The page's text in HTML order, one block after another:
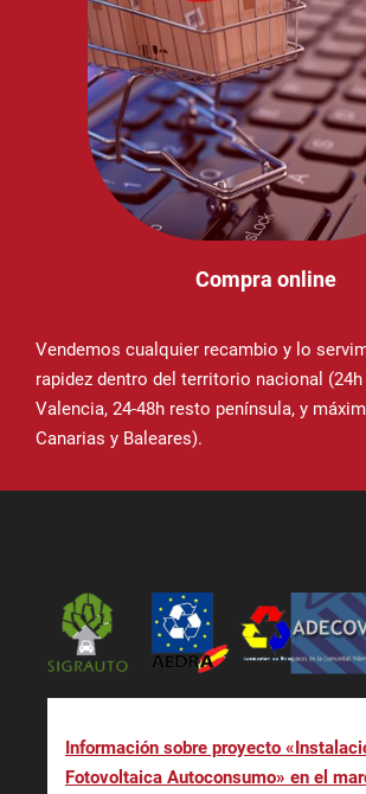
Compra online
Vendemos cualquier recambio y lo
rapidez dentro del territorio nacional
Valencia, 24-48h resto península, y
Canarias y Baleares).
Información sobre proyecto
Fotovoltaica Autoconsumo» en el